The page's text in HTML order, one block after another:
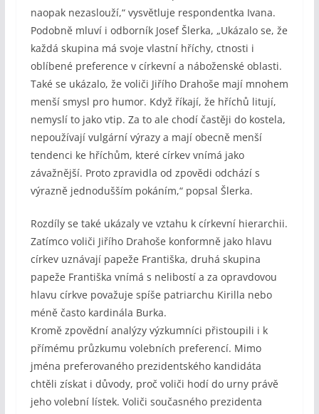
naopak nezaslouží,“ vysvětluje respondentka Ivana.
Podobně mluví i odborník Josef Šlerka, „Ukázalo se, že
každá skupina má svoje vlastní hříchy, ctnosti i
oblíbené preference v církevní a náboženské oblasti.
Také se ukázalo, že voliči Jiřího Drahoše mají mnohem
menší smysl pro humor. Když říkají, že hříchů litují,
nemyslí to jako vtip. Za to ale chodí častěji do kostela,
nepoužívají vulgární výrazy a mají obecně menší
tendenci ke hříchům, které církev vnímá jako
závažnější. Proto zpravidla od zpovědi odchází s
výrazně jednodušším pokáním,“ popsal Šlerka.
Rozdíly se také ukázaly ve vztahu k církevní hierarchii.
Zatímco voliči Jiřího Drahoše konformně jako hlavu
církev uznávají papeže Františka, druhá skupina
papeže Františka vnímá s nelibostí a za opravdovou
hlavu církve považuje spíše patriarchu Kirilla nebo
méně často kardinála Burka.
Kromě zpovědní analýzy výzkumníci přistoupili i k
přímému průzkumu volebních preferencí. Mimo
jména preferovaného prezidentského kandidáta
chtěli získat i důvody, proč voliči hodí do urny právě
jeho volební lístek. Voliči současného prezidenta